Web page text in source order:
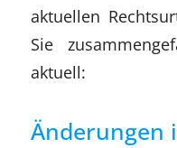
aktuellen
Sie
aktuell:
Änderungen